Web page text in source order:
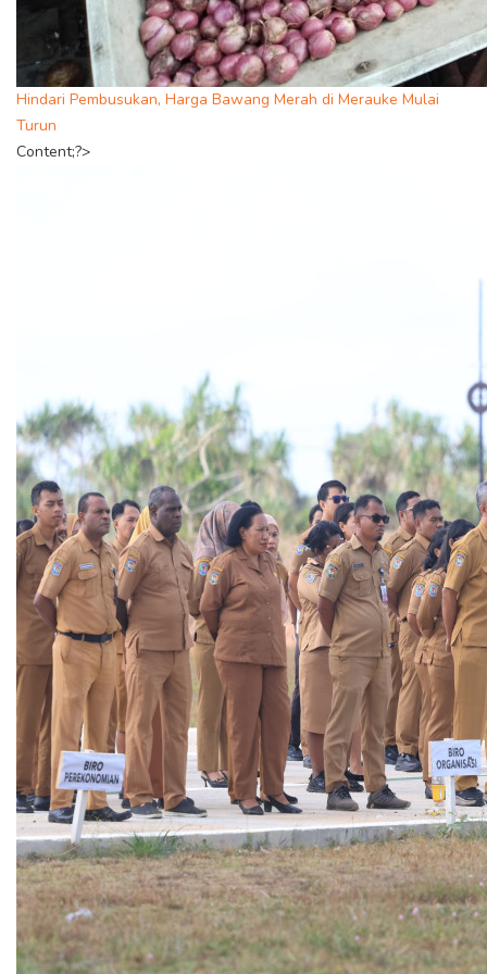
Hindari Pembusukan, Harga Bawang Merah di Merauke Mulai
Turun
Content;?>